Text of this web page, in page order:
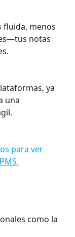
fluida, menos
notas
ya
una
para ver
como la